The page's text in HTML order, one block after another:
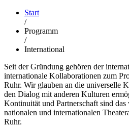
Start
/
Programm
/
International
Seit der Gründung gehören der
internationale Kollaborationen zum
Ruhr. Wir glauben an die universelle
den Dialog mit anderen Kulturen
Kontinuität und Partnerschaft sind
nationalen und internationalen
Ruhr.